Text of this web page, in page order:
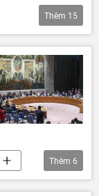
Thêm 15
Thêm 6